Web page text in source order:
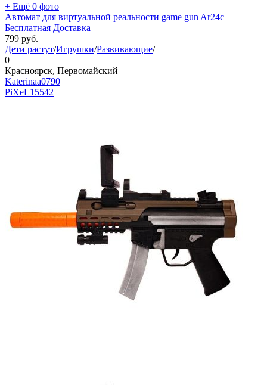
+ Ещё 0 фото
Автомат для виртуальной реальности game gun Ar24c
Бесплатная Доставка
799 руб.
Дети растут/Игрушки/Развивающие/
0
Красноярск, Первомайский
Katerinaa0790
PiXeL15542